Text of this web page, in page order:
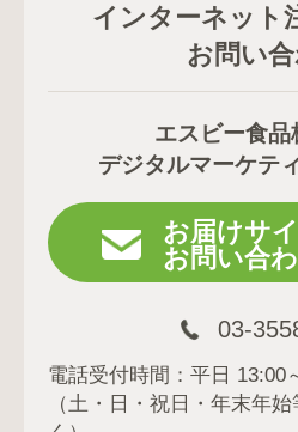
インターネット
お問い
エスビー食品
デジタルマーケテ
お届けサ
お問い合
03-
電話受付時間：平日 13:00
（土・日・祝日・年末年